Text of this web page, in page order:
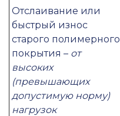
Отслаивание или
быстрый износ
старого полимерного
покрытия – от
высоких
(превышающих
допустимую норму)
нагрузок